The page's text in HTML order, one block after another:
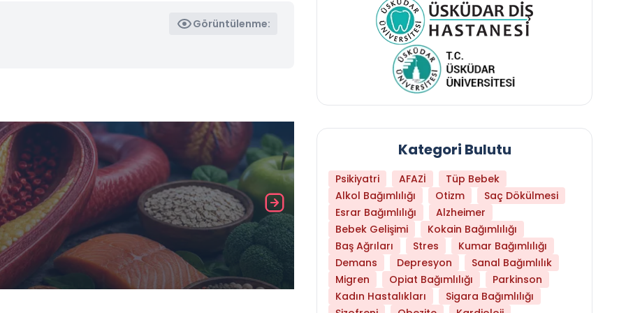
Görüntülenme:
Daha Az Protein Tüketmek Yaşlanmayı
Kategori Bulutu
Psikiyatri AFAZİ
Tüp Bebek
Alkol Bağımlılığı
Otizm
Saç Dökülmesi
Esrar Bağımlılığı
Alzheimer
Bebek Gelişimi
Kokain Bağımlılığı
Baş Ağrıları
Stres
Kumar Bağımlılığı
Demans
Depresyon
Sanal Bağımlılık
Migren
Opiat Bağımlılığı
Parkinson
Kadın Hastalıkları
Sigara Bağımlılığı